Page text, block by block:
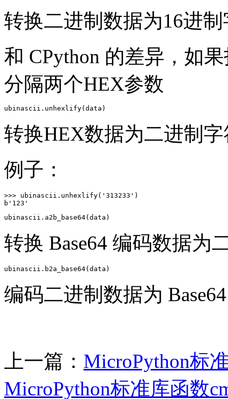
转换二进制数据为16进
和 CPython 的差异，如
分隔两个HEX参数
ubinascii.unhexlify(data)
转换HEX数据为二进制
例子：
>>> ubinascii.unhexlify('313233')
b'123'
ubinascii.a2b_base64(data)
转换 Base64 编码数据为
ubinascii.b2a_base64(data)
编码二进制数据为
上一篇： MicroPython标
MicroPython标准库函数